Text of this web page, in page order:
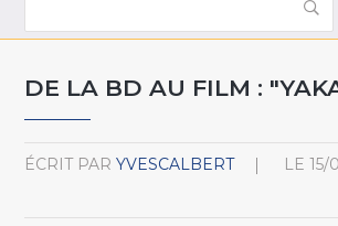
DE LA BD AU FILM :
ÉCRIT PAR YVESCALBERT LE 15/